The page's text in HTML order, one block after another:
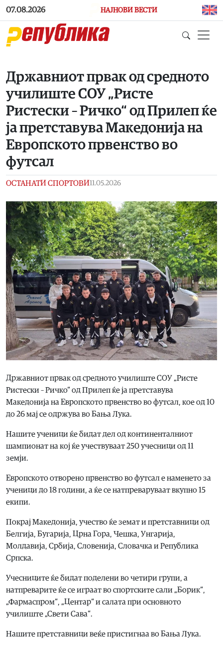
Skip to main content
07.08.2026 НАЈНОВИ ВЕСТИ
Државниот првак од средното
училиште СОУ „Ристе
Ристески – Ричко“ од Прилеп ќе
ја претставува Македонија на
Европското првенство во
футсал
ОСТАНАТИ СПОРТОВИ11.05.2026
Државниот првак од средното училиште СОУ „Ристе
Ристески – Ричко“ од Прилеп ќе ја претставува
Македонија на Европското првенство во футсал, кое од 10
до 26 мај се одржува во Бања Лука.
Нашите ученици ќе бидат дел од континенталниот
шампионат на кој ќе учествуваат 250 учесници од 11
земји.
Европското отворено првенство во футсал е наменето за
ученици до 18 години, а ќе се натпреваруваат вкупно 15
екипи.
Покрај Македонија, учество ќе земат и претставници од
Белгија, Бугарија, Црна Гора, Чешка, Унгарија,
Молдавија, Србија, Словенија, Словачка и Република
Српска.
Учесниците ќе бидат поделени во четири групи, а
натпреварите ќе се играат во спортските сали „Борик“,
„Фармаспром“, „Центар“ и салата при основното
училиште „Свети Сава“.
Нашите претставници веќе пристигнаа во Бања Лука.